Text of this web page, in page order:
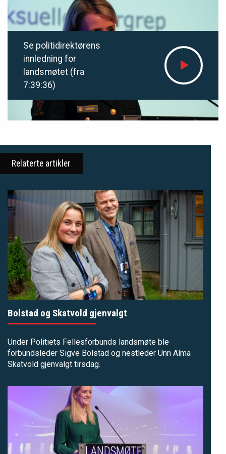
Se politidirektørens
innledning for
landsmøtet (fra
7:39:36)
Relaterte artikler
Bolstad og Skatvold gjenvalgt
Under Politiets Fellesforbunds landsmøte ble
forbundsleder Sigve Bolstad og nestleder Unn Alma
Skatvold gjenvalgt tirsdag.